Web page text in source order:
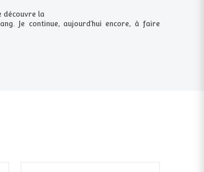
découvre la
Je continue, aujourd’hui encore, à faire